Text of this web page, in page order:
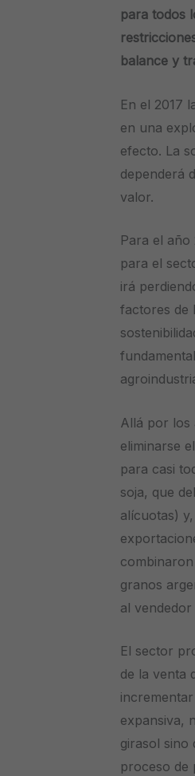
para todos
balance y
En el 2017
en una
efecto. La
dependerá
valor.
Para el
para el
irá
factores de
Allá por los
eliminarse
para casi
soja, que
alícuotas)
granos
al
El sector
de la venta
expansiva,
girasol sino
proceso de